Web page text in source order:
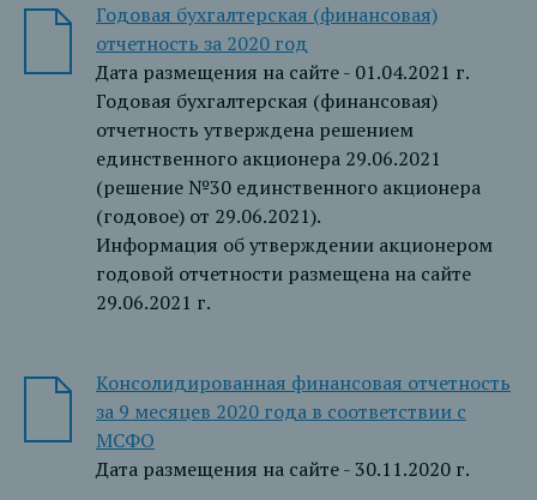
Годовая бухгалтерская (финансовая)
отчетность за 2020 год
Дата размещения на сайте - 01.04.2021 г.
Годовая бухгалтерская (финансовая)
отчетность утверждена решением
единственного акционера 29.06.2021
(решение №30 единственного акционера
(годовое) от 29.06.2021).
Информация об утверждении акционером
годовой отчетности размещена на сайте
29.06.2021 г.
Консолидированная финансовая отчетность
за 9 месяцев 2020 года в соответствии с
МСФО
Дата размещения на сайте - 30.11.2020 г.